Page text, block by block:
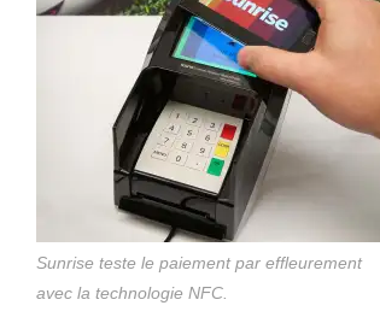
Sunrise teste le paiement par effleurement
avec la technologie NFC.